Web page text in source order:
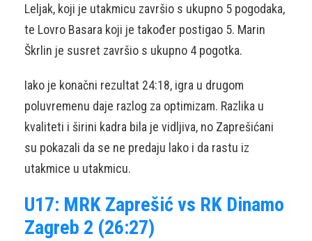
Leljak, koji je utakmicu završio s ukupno 5 pogodaka,
te Lovro Basara koji je također postigao 5. Marin
Škrlin je susret završio s ukupno 4 pogotka.
Iako je konačni rezultat 24:18, igra u drugom
poluvremenu daje razlog za optimizam. Razlika u
kvaliteti i širini kadra bila je vidljiva, no Zaprešićani
su pokazali da se ne predaju lako i da rastu iz
utakmice u utakmicu.
U17: MRK Zaprešić vs RK Dinamo
Zagreb 2 (26:27)